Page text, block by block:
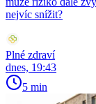
nejvíc snížit?
Plné zdraví
dnes, 19:43
5 min